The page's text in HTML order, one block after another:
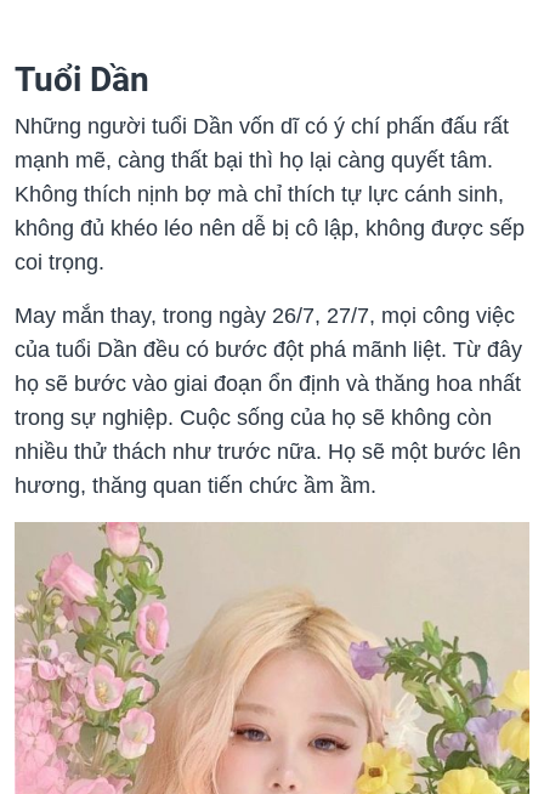
Tuổi Dần
Những người tuổi Dần vốn dĩ có ý chí phấn đấu rất
mạnh mẽ, càng thất bại thì họ lại càng quyết tâm.
Không thích nịnh bợ mà chỉ thích tự lực cánh sinh,
không đủ khéo léo nên dễ bị cô lập, không được sếp
coi trọng.
May mắn thay, trong ngày 26/7, 27/7, mọi công việc
của tuổi Dần đều có bước đột phá mãnh liệt. Từ đây
họ sẽ bước vào giai đoạn ổn định và thăng hoa nhất
trong sự nghiệp. Cuộc sống của họ sẽ không còn
nhiều thử thách như trước nữa. Họ sẽ một bước lên
hương, thăng quan tiến chức ầm ầm.